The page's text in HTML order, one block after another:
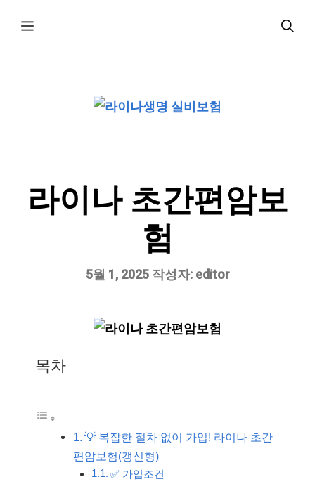
메
라이나 초간편암보
험
5월 1, 2025 작성자: editor
목차
💡 복잡한 절차 없이 가입! 라이나 초간
편암보험(갱신형)
✅ 가입조건